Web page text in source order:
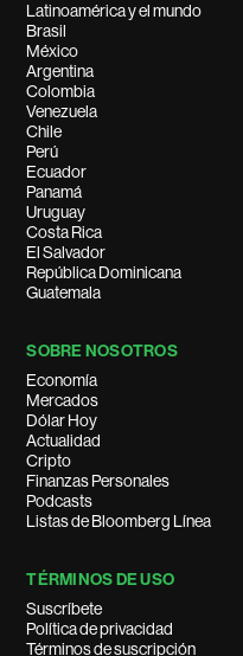
Latinoamérica y el mundo
Brasil
México
Argentina
Colombia
Venezuela
Chile
Perú
Ecuador
Panamá
Uruguay
Costa Rica
El Salvador
República Dominicana
Guatemala
SOBRE NOSOTROS
Economía
Mercados
Dólar Hoy
Actualidad
Cripto
Finanzas Personales
Podcasts
Listas de Bloomberg Línea
TÉRMINOS DE USO
Suscríbete
Política de privacidad
Términos de suscripción